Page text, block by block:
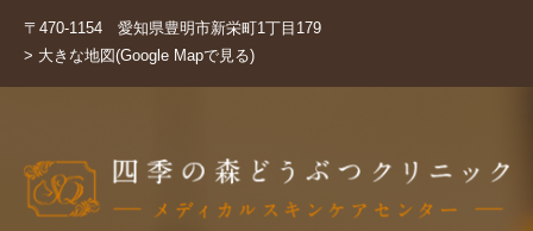
〒470-1154 愛知県豊明市新栄町1丁目179
> 大きな地図(Google Mapで見る)